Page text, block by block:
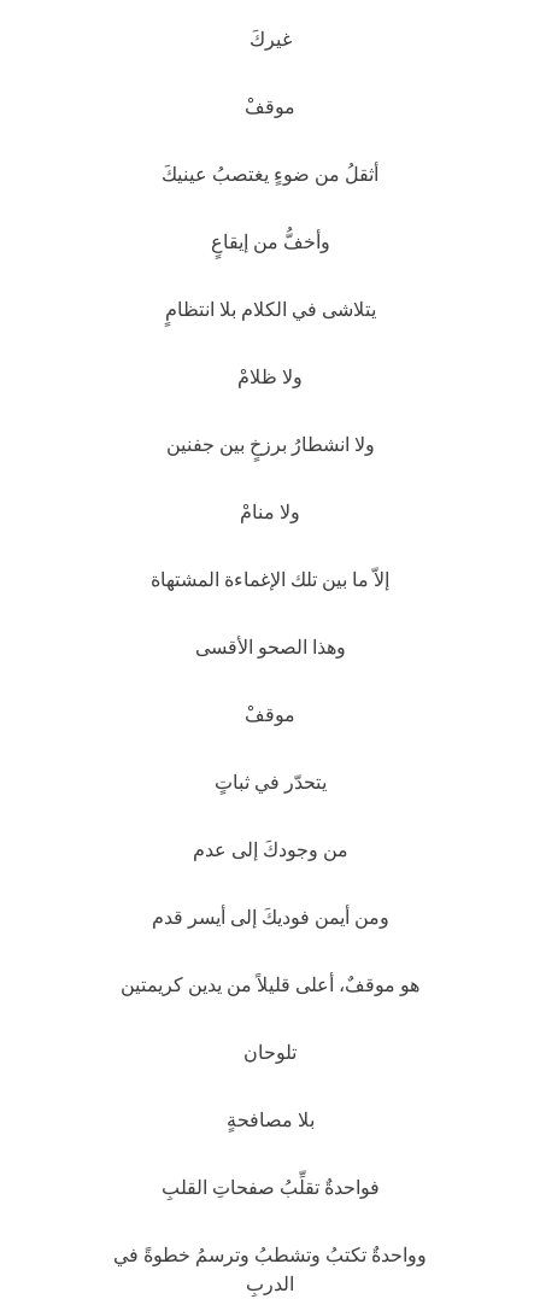
غيركَ
موقفْ
أثقلُ من ضوءٍ يغتصبُ عينيكَ
وأخفُّ من إيقاعٍ
يتلاشى في الكلام بلا انتظامٍ
ولا ظلامْ
ولا انشطارُ برزخٍ بين جفنين
ولا منامْ
إلاّ ما بين تلك الإغماءة المشتهاة
وهذا الصحو الأقسى
موقفْ
يتحدّر في ثباتٍ
من وجودكَ إلى عدم
ومن أيمن فوديكَ إلى أيسر قدم
هو موقفٌ، أعلى قليلاً من يدين كريمتين
تلوحان
بلا مصافحةٍ
فواحدةٌ تقلِّبُ صفحاتِ القلبِ
وواحدةٌ تكتبُ وتشطبُ وترسمُ خطوةً في
الدربِ